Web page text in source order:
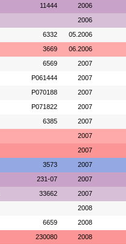
11444 2006
2006
6332 05.2006
3669 06.2006
6569 2007
P061444 2007
P070188 2007
P071822 2007
6385 2007
2007
2007
3573 2007
231-07 2007
33662 2007
2008
6659 2008
230080 2008